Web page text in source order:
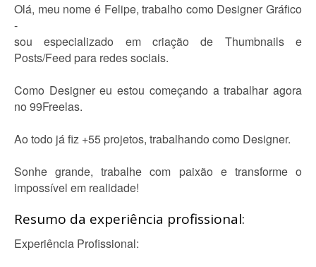
Olá, meu nome é Felipe, trabalho como Designer Gráfico
-
sou especializado em criação de Thumbnails e
Posts/Feed para redes sociais.
Como Designer eu estou começando a trabalhar agora
no 99Freelas.
Ao todo já fiz +55 projetos, trabalhando como Designer.
Sonhe grande, trabalhe com paixão e transforme o
impossível em realidade!
Resumo da experiência profissional:
Experiência Profissional: